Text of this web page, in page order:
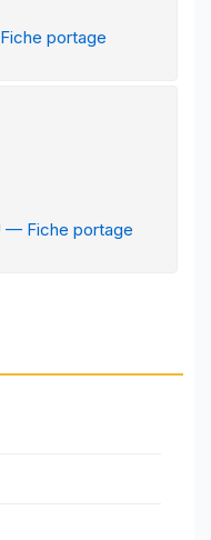
portage
— Fiche portage